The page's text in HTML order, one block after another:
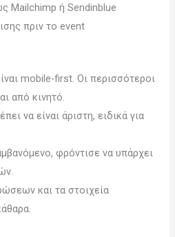
Mailchimp ή Sendinblue
πριν το event
mobile-first. Οι περισσότεροι
από κινητό.
να είναι άριστη, ειδικά για
φρόντισε να υπάρχει
και τα στοιχεία